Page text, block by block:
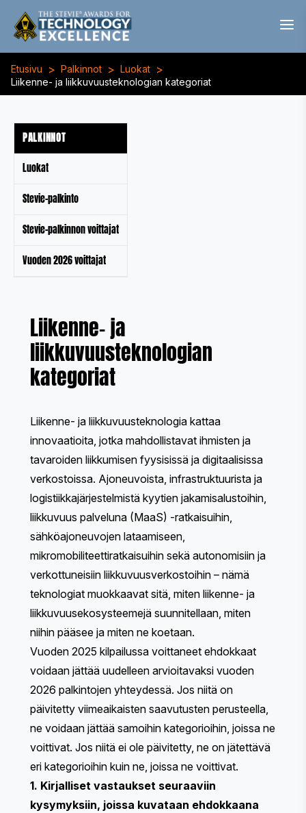
Etusivu > Palkinnot > Luokat >
Liikenne- ja liikkuvuusteknologian kategoriat
PALKINNOT
Luokat
Stevie-palkinto
Stevie-palkinnon voittajat
Vuoden 2026 voittajat
Liikenne- ja
liikkuvuusteknologian
kategoriat
Liikenne- ja liikkuvuusteknologia kattaa
innovaatioita, jotka mahdollistavat ihmisten ja
tavaroiden liikkumisen fyysisissä ja digitaalisissa
verkostoissa. Ajoneuvoista, infrastruktuurista ja
logistiikkajärjestelmistä kyytien jakamisalustoihin,
liikkuvuus palveluna (MaaS) -ratkaisuihin,
sähköajoneuvojen lataamiseen,
mikromobiliteettiratkaisuihin sekä autonomisiin ja
verkottuneisiin liikkuvuusverkostoihin – nämä
teknologiat muokkaavat sitä, miten liikenne- ja
liikkuvuusekosysteemejä suunnitellaan, miten
niihin pääsee ja miten ne koetaan.
Vuoden 2025 kilpailussa voittaneet ehdokkaat
voidaan jättää uudelleen arvioitavaksi vuoden
2026 palkintojen yhteydessä. Jos niitä on
päivitetty viimeaikaisten saavutusten perusteella,
ne voidaan jättää samoihin kategorioihin, joissa ne
voittivat. Jos niitä ei ole päivitetty, ne on jätettävä
eri kategorioihin kuin ne, joissa ne voittivat.
1. Kirjalliset vastaukset seuraaviin
kysymyksiin, joissa kuvataan ehdokkaana